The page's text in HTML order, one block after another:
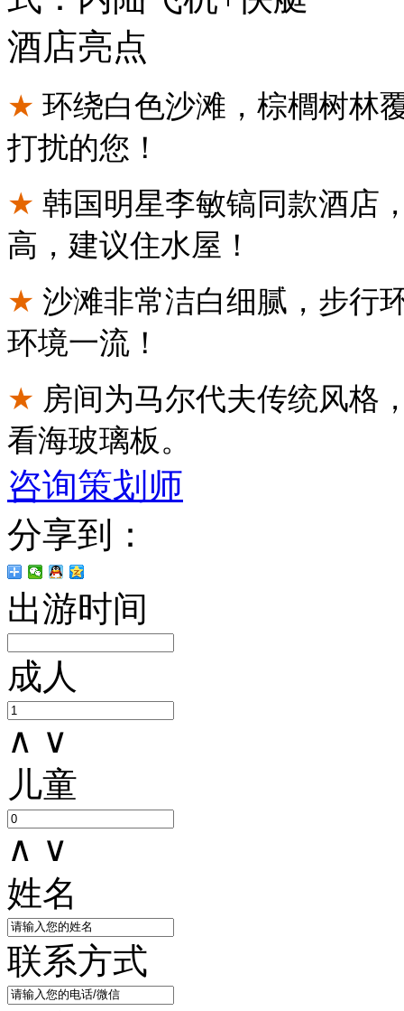
酒店亮点
★ 环绕白色沙滩，棕櫚树林
打扰的您！
★ 韩国明星李敏镐同款酒店
高，建议住水屋！
★ 沙滩非常洁白细腻，步行
环境一流！
★ 房间为马尔代夫传统风格
看海玻璃板。
咨询策划师
分享到：
出游时间
成人
∧ ∨
儿童
∧ ∨
姓名
联系方式